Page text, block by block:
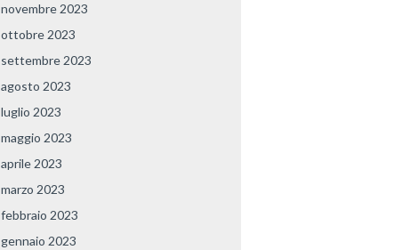
novembre 2023
ottobre 2023
settembre 2023
agosto 2023
luglio 2023
maggio 2023
aprile 2023
marzo 2023
febbraio 2023
gennaio 2023